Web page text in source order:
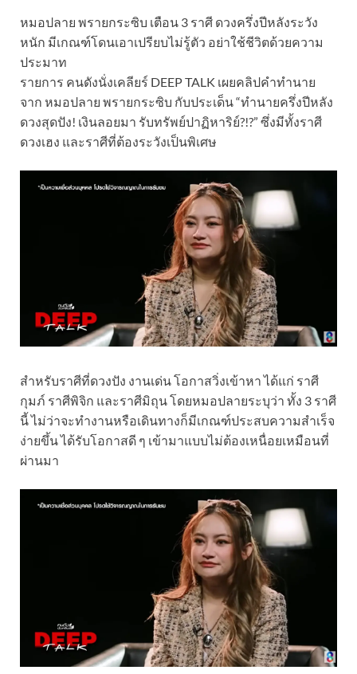
หมอปลาย พรายกระซิบ เตือน 3 ราศี ดวงครึ่งปีหลังระวัง
หนัก มีเกณฑ์โดนเอาเปรียบไม่รู้ตัว อย่าใช้ชีวิตด้วยความ
ประมาท
รายการ คนดังนั่งเคลียร์ DEEP TALK เผยคลิปคำทำนาย
จาก หมอปลาย พรายกระซิบ กับประเด็น “ทำนายครึ่งปีหลัง
ดวงสุดปัง! เงินลอยมา รับทรัพย์ปาฏิหาริย์?!?” ซึ่งมีทั้งราศี
ดวงเฮง และราศีที่ต้องระวังเป็นพิเศษ
สำหรับราศีที่ดวงปัง งานเด่น โอกาสวิ่งเข้าหา ได้แก่ ราศี
กุมภ์ ราศีพิจิก และราศีมิถุน โดยหมอปลายระบุว่า ทั้ง 3 ราศี
นี้ ไม่ว่าจะทำงานหรือเดินทางก็มีเกณฑ์ประสบความสำเร็จ
ง่ายขึ้น ได้รับโอกาสดี ๆ เข้ามาแบบไม่ต้องเหนื่อยเหมือนที่
ผ่านมา